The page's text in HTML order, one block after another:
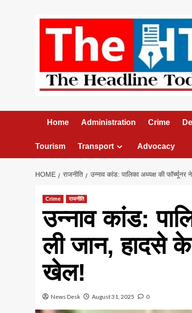
Home Administration Crime
Tourism Transport Advocacy
HOME राजनीति उन्नाव कांड: पालिका अध्यक्ष की
Crime राजनीति
उन्नाव कांड:
ली जान, हादसे
खेल!
News Desk August 31, 2025 0